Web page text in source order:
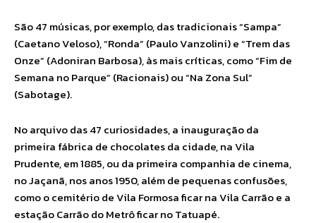
São 47 músicas, por exemplo, das tradicionais “Sampa”
(Caetano Veloso), “Ronda” (Paulo Vanzolini) e “Trem das
Onze” (Adoniran Barbosa), às mais críticas, como “Fim de
Semana no Parque” (Racionais) ou “Na Zona Sul”
(Sabotage).
No arquivo das 47 curiosidades, a inauguração da
primeira fábrica de chocolates da cidade, na Vila
Prudente, em 1885, ou da primeira companhia de cinema,
no Jaçanã, nos anos 1950, além de pequenas confusões,
como o cemitério de Vila Formosa ficar na Vila Carrão e a
estação Carrão do Metrô ficar no Tatuapé.